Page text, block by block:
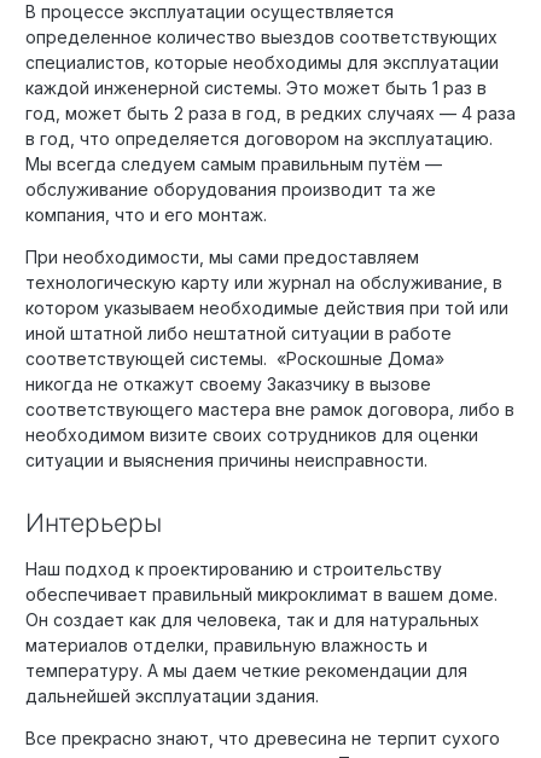
В процессе эксплуатации осуществляется
определенное количество выездов соответствующих
специалистов, которые необходимы для эксплуатации
каждой инженерной системы. Это может быть 1 раз в
год, может быть 2 раза в год, в редких случаях — 4 раза
в год, что определяется договором на эксплуатацию.
Мы всегда следуем самым правильным путём —
обслуживание оборудования производит та же
компания, что и его монтаж.
При необходимости, мы сами предоставляем
технологическую карту или журнал на обслуживание, в
котором указываем необходимые действия при той или
иной штатной либо нештатной ситуации в работе
соответствующей системы. «Роскошные Дома»
никогда не откажут своему Заказчику в вызове
соответствующего мастера вне рамок договора, либо в
необходимом визите своих сотрудников для оценки
ситуации и выяснения причины неисправности.
Интерьеры
Наш подход к проектированию и строительству
обеспечивает правильный микроклимат в вашем доме.
Он создает как для человека, так и для натуральных
материалов отделки, правильную влажность и
температуру. А мы даем четкие рекомендации для
дальнейшей эксплуатации здания.
Все прекрасно знают, что древесина не терпит сухого